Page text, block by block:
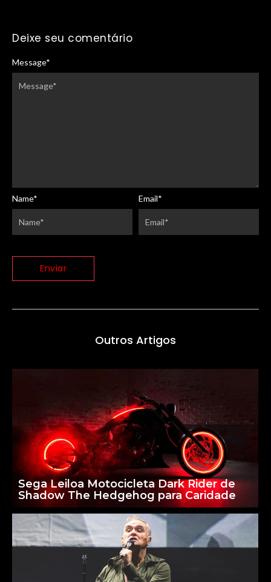
Deixe seu comentário
Message*
Name* Email*
Outros Artigos
Sega Leiloa Motocicleta Dark Rider de
Shadow The Hedgehog para Caridade